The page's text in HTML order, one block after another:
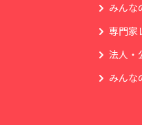
みんな
専門家
法人・
みんな